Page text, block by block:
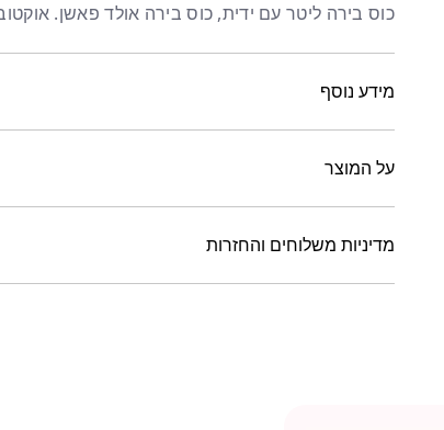
כוס בירה ליטר עם ידית, כוס בירה אולד פאשן.
מידע נוסף
על המוצר
מדיניות משלוחים והחזרות